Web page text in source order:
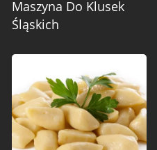
Maszyna Do Klusek
Śląskich